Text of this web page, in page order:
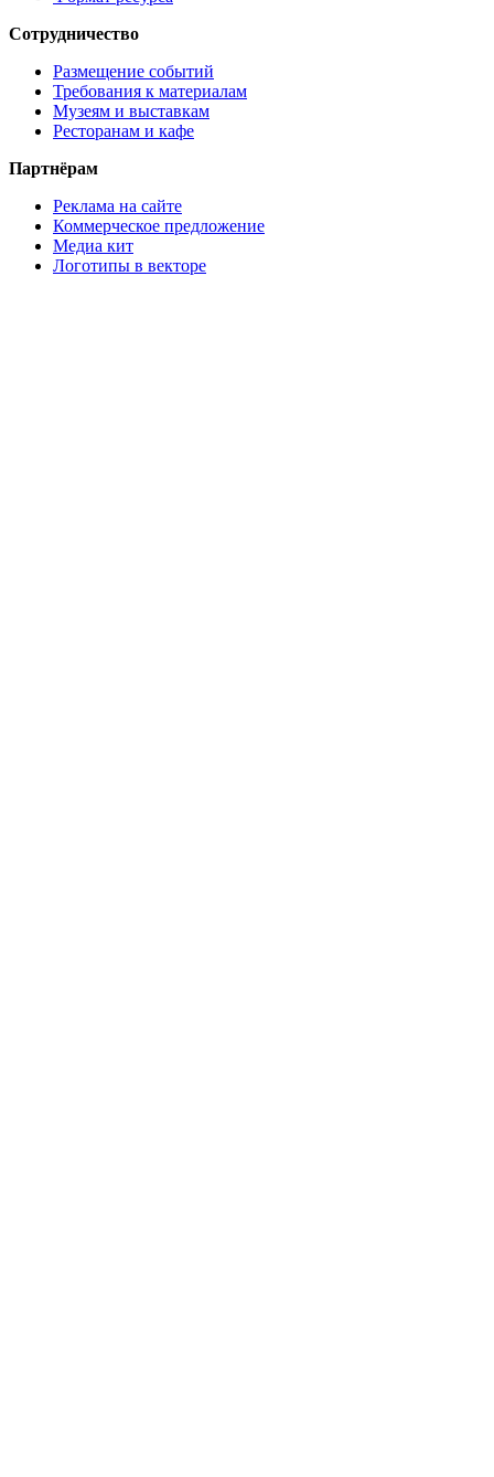
Сотрудничество
Размещение событий
Требования к материалам
Музеям и выставкам
Ресторанам и кафе
Партнёрам
Реклама на сайте
Коммерческое предложение
Медиа кит
Логотипы в векторе